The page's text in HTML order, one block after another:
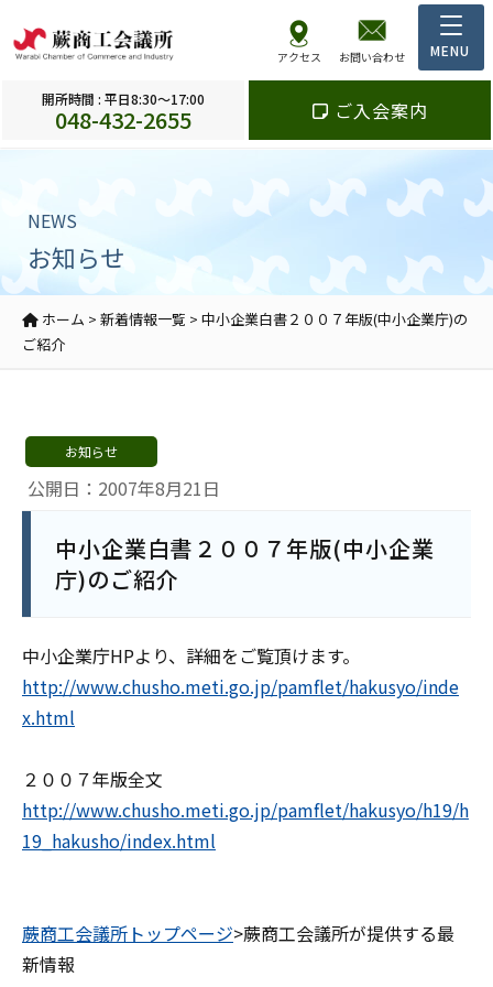
アクセス お問い合わせ
開所時間 : 平日8:30～17:00
048-432-2655 ご入会案内
NEWS
お知らせ
ホーム > 新着情報一覧 > 中小企業白書２００７年版(中小企業庁)の
ご紹介
公開日：2007年8月21日
お知らせ
中小企業白書２００７年版(中小企業
庁)のご紹介
中小企業庁HPより、詳細をご覧頂けます。
http://www.chusho.meti.go.jp/pamflet/hakusyo/inde
x.html
２００７年版全文
http://www.chusho.meti.go.jp/pamflet/hakusyo/h19/h
19_hakusho/index.html
蕨商工会議所トップページ>蕨商工会議所が提供する最
新情報